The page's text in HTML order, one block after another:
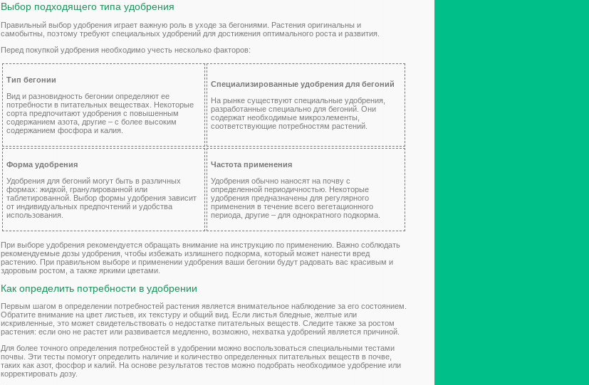
Выбор подходящего типа удобрения
Правильный выбор удобрения играет важную роль в уходе за бегониями. Растения оригинальны и
самобытны, поэтому требуют специальных удобрений для достижения оптимального роста и развития.
Перед покупкой удобрения необходимо учесть несколько факторов:
Тип бегонии
Вид и разновидность бегонии определяют ее
потребности в питательных веществах. Некоторые
сорта предпочитают удобрения с повышенным
содержанием азота, другие – с более высоким
содержанием фосфора и калия.
Специализированные удобрения для бегоний
На рынке существуют специальные удобрения,
разработанные специально для бегоний. Они
содержат необходимые микроэлементы,
соответствующие потребностям растений.
Форма удобрения
Удобрения для бегоний могут быть в различных
формах: жидкой, гранулированной или
таблетированной. Выбор формы удобрения зависит
от индивидуальных предпочтений и удобства
использования.
Частота применения
Удобрения обычно наносят на почву с
определенной периодичностью. Некоторые
удобрения предназначены для регулярного
применения в течение всего вегетационного
периода, другие – для однократного подкорма.
При выборе удобрения рекомендуется обращать внимание на инструкцию по применению. Важно соблюдать
рекомендуемые дозы удобрения, чтобы избежать излишнего подкорма, который может нанести вред
растению. При правильном выборе и применении удобрения ваши бегонии будут радовать вас красивым и
здоровым ростом, а также яркими цветами.
Как определить потребности в удобрении
Первым шагом в определении потребностей растения является внимательное наблюдение за его состоянием.
Обратите внимание на цвет листьев, их текстуру и общий вид. Если листья бледные, желтые или
искривленные, это может свидетельствовать о недостатке питательных веществ. Следите также за ростом
растения: если оно не растет или развивается медленно, возможно, нехватка удобрений является причиной.
Для более точного определения потребностей в удобрении можно воспользоваться специальными тестами
почвы. Эти тесты помогут определить наличие и количество определенных питательных веществ в почве,
таких как азот, фосфор и калий. На основе результатов тестов можно подобрать необходимое удобрение или
корректировать дозу.